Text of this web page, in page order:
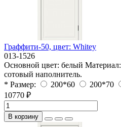
Граффити-50, цвет: Whitey
013-1526
Основной цвет: белый Материал:
сотовый наполнитель.
* Размер:
200*60 200*70
10770 ₽
В корзину